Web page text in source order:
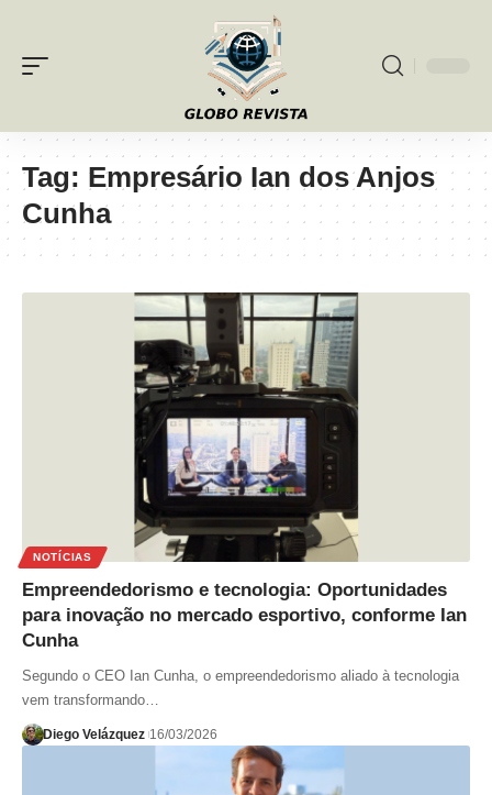
Tag: Empresário Ian dos Anjos
Cunha
NOTÍCIAS
Empreendedorismo e tecnologia: Oportunidades
para inovação no mercado esportivo, conforme Ian
Cunha
Segundo o CEO Ian Cunha, o empreendedorismo aliado à tecnologia
vem transformando…
Diego Velázquez 16/03/2026